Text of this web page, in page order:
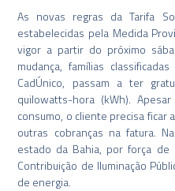
As novas regras da Tarifa
estabelecidas pela Medida
vigor a partir do próximo
mudança, famílias
CadÚnico, passam a ter
quilowatts-hora (kWh).
consumo, o cliente precisa
outras cobranças na fatura.
estado da Bahia, por força de
Contribuição de Iluminação
de energia.